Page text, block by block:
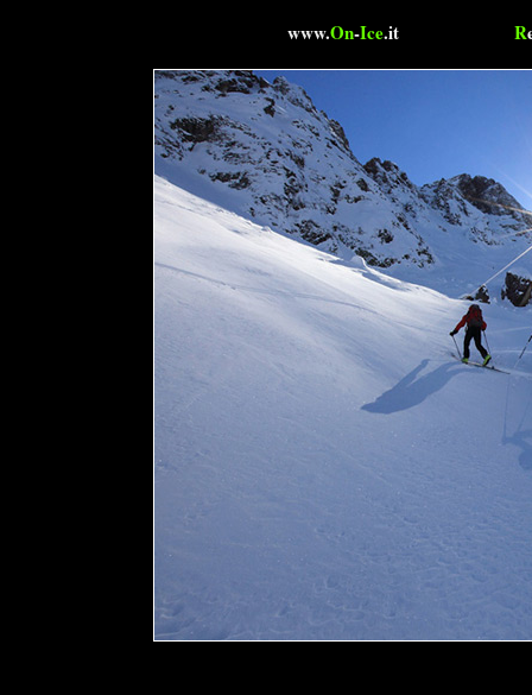
www.On-Ice.it R